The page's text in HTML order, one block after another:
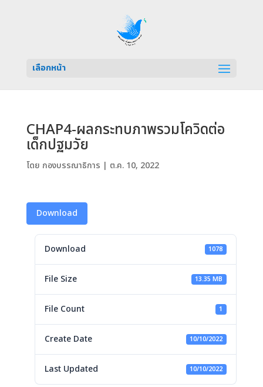
เลือกหน้า
CHAP4-ผลกระทบภาพรวมโควิดต่อ
เด็กปฐมวัย
โดย กองบรรณาธิการ | ต.ค. 10, 2022
Download
Download 1078
File Size 13.35 MB
File Count 1
Create Date 10/10/2022
Last Updated 10/10/2022